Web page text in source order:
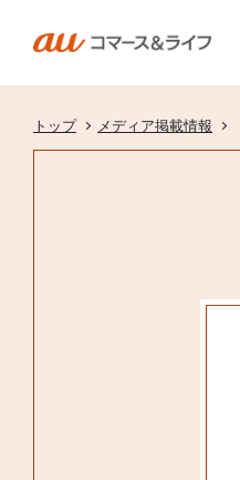
トップ メディア掲載情報